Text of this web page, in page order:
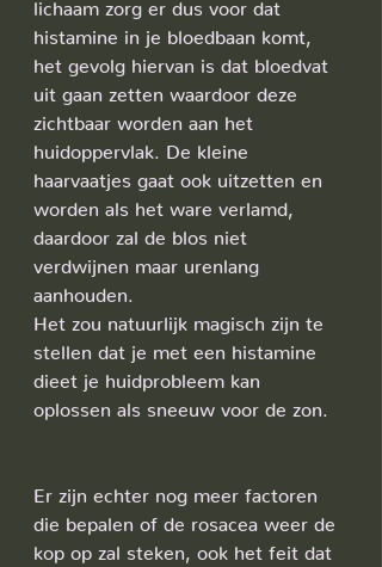
lichaam zorg er dus voor dat
histamine in je bloedbaan komt,
het gevolg hiervan is dat bloedvat
uit gaan zetten waardoor deze
zichtbaar worden aan het
huidoppervlak. De kleine
haarvaatjes gaat ook uitzetten en
worden als het ware verlamd,
daardoor zal de blos niet
verdwijnen maar urenlang
aanhouden.
Het zou natuurlijk magisch zijn te
stellen dat je met een histamine
dieet je huidprobleem kan
oplossen als sneeuw voor de zon.
Er zijn echter nog meer factoren
die bepalen of de rosacea weer de
kop op zal steken, ook het feit dat